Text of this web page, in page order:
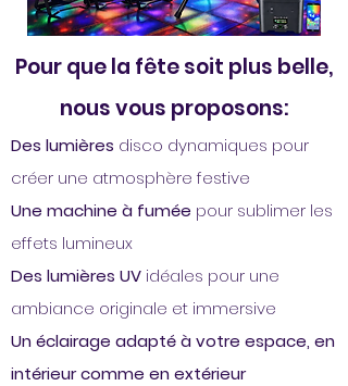
Pour que la fête soit plus belle,
nous vous proposons:
Des lumières disco dynamiques pour
créer une atmosphère festive
Une machine à fumée pour sublimer les
effets lumineux
Des lumières UV idéales pour une
ambiance originale et immersive
Un éclairage adapté à votre espace, en
intérieur comme en extérieur